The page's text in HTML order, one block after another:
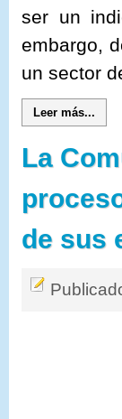
ser un
embargo,
un sector
Leer más...
La
de sus